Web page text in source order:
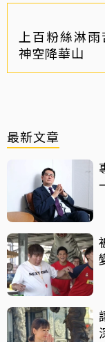
上百粉絲淋
神空降華山
最新文章